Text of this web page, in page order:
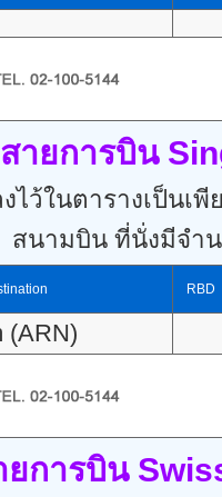
สายการบิน
ไว้ในตารางเป็นเ
สนามบิน ที่นั่งมีจำ
RBD
(ARN)
ยการบิน